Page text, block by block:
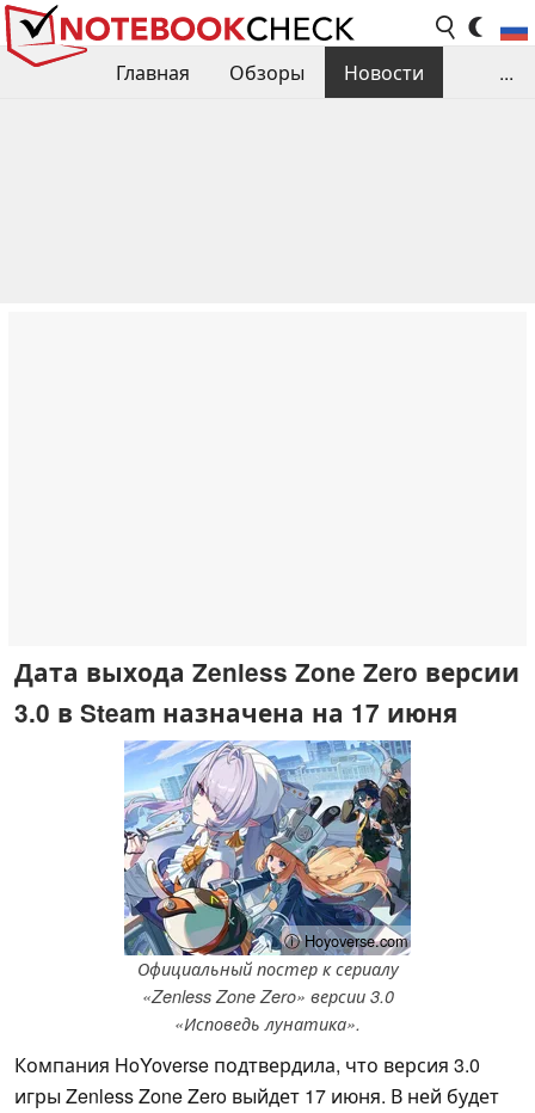
Главная Обзоры
Новости
...
Дата выхода Zenless Zone Zero версии
3.0 в Steam назначена на 17 июня
ⓘ Hoyoverse.com
Официальный постер к сериалу
«Zenless Zone Zero» версии 3.0
«Исповедь лунатика».
Компания HoYoverse подтвердила, что версия 3.0
игры Zenless Zone Zero выйдет 17 июня. В ней будет